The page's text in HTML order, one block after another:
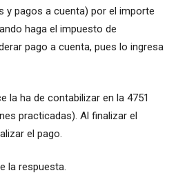
y pagos a cuenta) por el importe
haga el impuesto de
pago a cuenta, pues lo ingresa
la ha de contabilizar en la 4751
practicadas). Al finalizar el
el pago.
la respuesta.